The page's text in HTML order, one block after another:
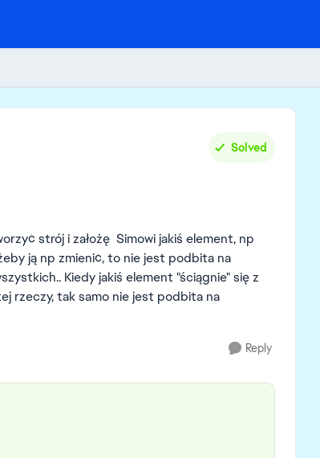
Solved
strój i założę Simowi jakiś element, np
ją np zmienić, to nie jest podbita na
Kiedy jakiś element "ściągnie" się z
rzeczy, tak samo nie jest podbita na
Reply